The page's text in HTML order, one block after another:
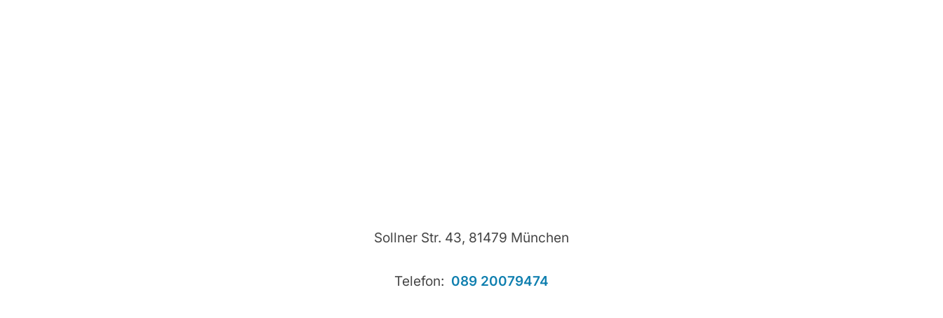
Sollner Str. 43, 81479 München
Telefon: 089 20079474